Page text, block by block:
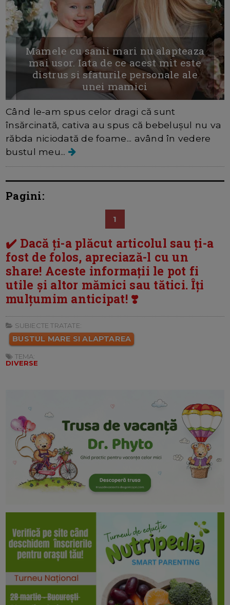
Mamele cu sanii mari nu alapteaza
mai usor. Iata de ce acest mit este
distrus si sfaturile personale ale
unei mamici
Când le-am spus celor dragi că sunt
însărcinată, cativa au spus că bebelușul nu va
răbda niciodată de foame... având în vedere
bustul meu...
Pagini:
1
✔️ Dacă ți-a plăcut articolul sau ți-a
fost de folos, apreciază-l cu un
share! Aceste informații le pot fi
utile și altor mămici sau tătici. Îți
mulțumim anticipat! ❣️
SUBIECTE TRATATE:
BUSTUL MARE SI ALAPTAREA
TEMA:
DIVERSE